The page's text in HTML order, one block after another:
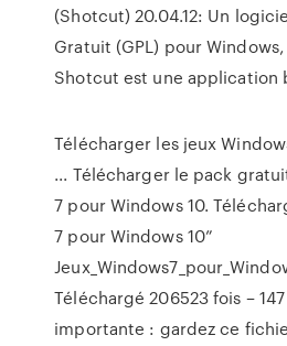
(Shotcut) 20.04.12: Un
Gratuit (GPL) pour
Shotcut est une application
Télécharger les jeux
... Télécharger le pack
7 pour Windows 10.
7 pour Windows 10”
Téléchargé 206523 fois –
importante : gardez ce